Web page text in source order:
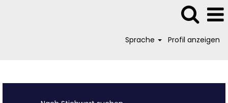
Sprache Profil anzeigen